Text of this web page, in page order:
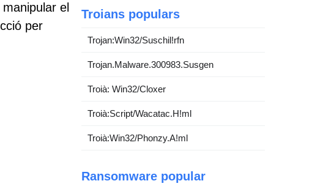
el
per
Troians populars
Trojan:Win32/Suschil!rfn
Trojan.Malware.300983.Susgen
Troià: Win32/Cloxer
Troià:Script/Wacatac.H!ml
Troià:Win32/Phonzy.A!ml
Ransomware popular